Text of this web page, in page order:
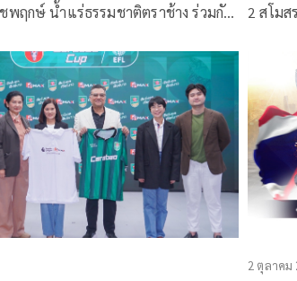
พฤกษ์ น้ำแร่ธรรมชาติตราช้าง ร่วมกับ
ล่าพาร์ทเนอร์ บริษัท กัลฟ์ ดีเวลลอป
ชน), บริษัท จัสมิน อินเตอร์เนชั่นแนล
ริษัท แอดวานซ์ อินโฟร์ เซอร์วิส จำกัด
ไอเอส, บริษัท วอริกซ์ สปอร์ต จำกัด
มอลเทน (ไทยแลนด์) จํากัด จัดพิธีจับ
ที่ยิ่งใหญ่ของประเทศไทย รายการ ช้าง
26 รอบรองชนะเลิศ
2 สโม
ราชูป
บริษัท แ
เอไอเ
(มหา
(มหาช
มอลเท
ยิ่งใหญ่
2 ตุลาคม